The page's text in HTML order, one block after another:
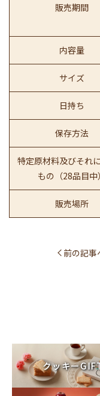
販売期間
内容量
サイズ
日持ち
保存方法
特定原材料及びそれ
もの（28品目中）
販売場所
前の記事
クッキー